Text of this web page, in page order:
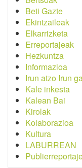
Beti Gazte
Ekintzaileak
Elkarrizketa
Erreportajeak
Hezkuntza
Informazioa
Irun atzo Irun
Kale inkesta
Kalean Bai
Kirolak
Kolaborazioa
Kultura
LABURREAN